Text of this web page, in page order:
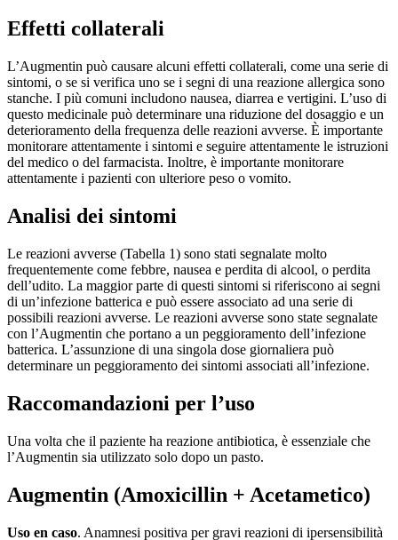
Effetti collaterali
L’Augmentin può causare alcuni effetti collaterali, come una serie di
sintomi, o se si verifica uno se i segni di una reazione allergica sono
stanche. I più comuni includono nausea, diarrea e vertigini. L’uso di
questo medicinale può determinare una riduzione del dosaggio e un
deterioramento della frequenza delle reazioni avverse. È importante
monitorare attentamente i sintomi e seguire attentamente le istruzioni
del medico o del farmacista. Inoltre, è importante monitorare
attentamente i pazienti con ulteriore peso o vomito.
Analisi dei sintomi
Le reazioni avverse (Tabella 1) sono stati segnalate molto
frequentemente come febbre, nausea e perdita di alcool, o perdita
dell’udito. La maggior parte di questi sintomi si riferiscono ai segni
di un’infezione batterica e può essere associato ad una serie di
possibili reazioni avverse. Le reazioni avverse sono state segnalate
con l’Augmentin che portano a un peggioramento dell’infezione
batterica. L’assunzione di una singola dose giornaliera può
determinare un peggioramento dei sintomi associati all’infezione.
Raccomandazioni per l’uso
Una volta che il paziente ha reazione antibiotica, è essenziale che
l’Augmentin sia utilizzato solo dopo un pasto.
Augmentin (Amoxicillin + Acetametico)
Uso en caso. Anamnesi positiva per gravi reazioni di ipersensibilità